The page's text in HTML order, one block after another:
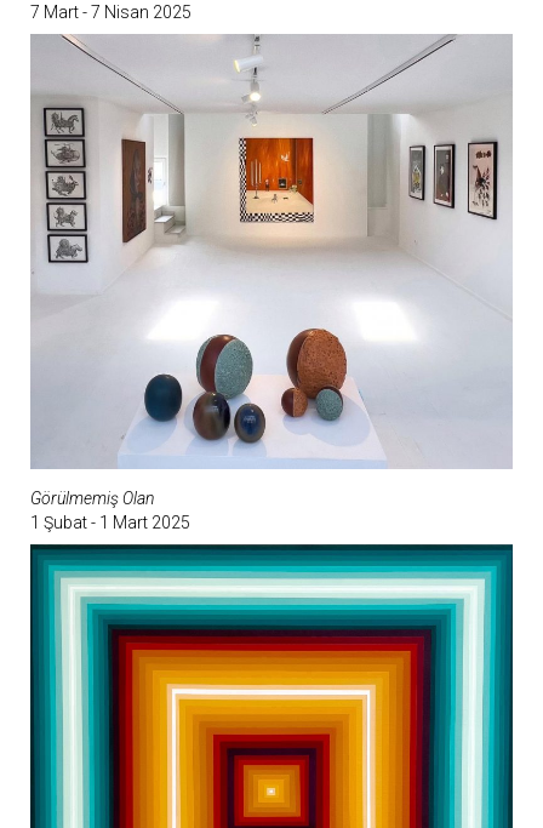
7 Mart - 7 Nisan 2025
Görülmemiş Olan
1 Şubat - 1 Mart 2025